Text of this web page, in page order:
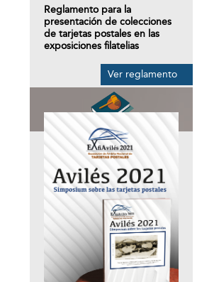
Reglamento para la
presentación de colecciones
de tarjetas postales en las
exposiciones filatelias
Ver reglamento